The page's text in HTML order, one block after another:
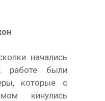
начались
были
которые с
кинулись